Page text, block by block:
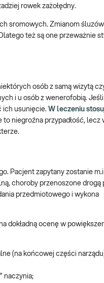
rowek zażołędny.
sromowych. Zmianom
też są one przeważnie
osób z samą wizytą
i u osób z wenerofobią.
ich usunięcie. W leczeniu
to niegroźna przypadłość, lecz
Pacjent zapytany zostanie
choroby przenoszone drogą
przedmiotowego i wykona
dokładną ocenę w
(na końcowej części
naczynia;